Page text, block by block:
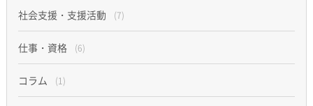
社会支援・支援活動 (7)
仕事・資格 (6)
コラム (1)